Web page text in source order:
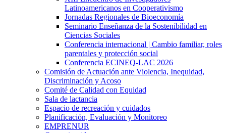
Latinoamericanos en Cooperativismo
Jornadas Regionales de Bioeconomía
Seminario Enseñanza de la Sostenibilidad en
Ciencias Sociales
Conferencia internacional | Cambio familiar, roles
parentales y protección social
Conferencia ECINEQ-LAC 2026
Comisión de Actuación ante Violencia, Inequidad,
Discriminación y Acoso
Comité de Calidad con Equidad
Sala de lactancia
Espacio de recreación y cuidados
Planificación, Evaluación y Monitoreo
EMPRENUR